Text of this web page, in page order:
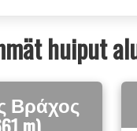
huiput
Βράχος